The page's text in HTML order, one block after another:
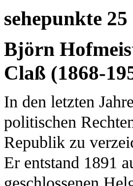
sehepunkte
Björn
Claß (1868-
In den letzten
politischen
Republik zu
Er entstand 1891